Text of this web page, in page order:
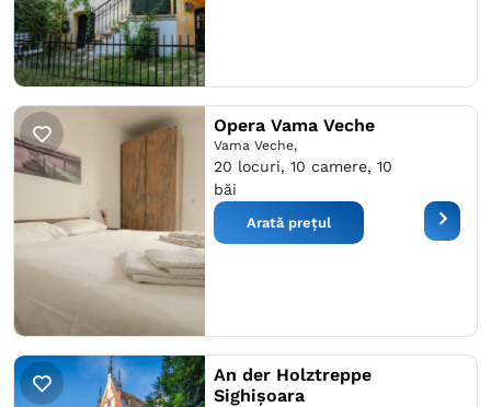
Opera Vama Veche
Vama Veche,
20 locuri, 10 camere, 10
băi
Arată prețul
An der Holztreppe
Sighișoara